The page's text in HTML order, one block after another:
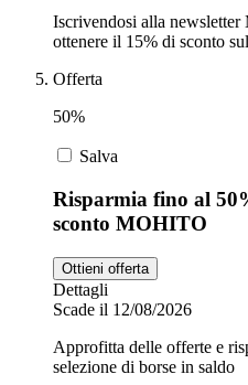
Iscrivendosi alla
ottenere il 15% di sconto
Offerta
50%
Salva
Risparmia fino al
sconto MOHITO
Ottieni offerta
Dettagli
Scade il 12/08/2026
Approfitta delle offerte e
selezione di borse in saldo